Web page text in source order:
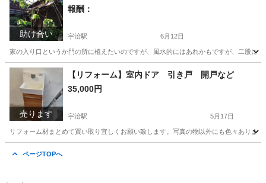
助け合い
報酬：
宇治駅 6月12日
家の入り口というか門の所に植えたいのですが、風水的にはあれかもですが、二股に
京都 宇治市 宇治駅 買いたい/ください
売ります
【リフォーム】室内ドア 引き戸 開戸など
35,000円
宇治駅 5月17日
リフォーム材まとめて買い取り宜しくお願い致します。写真の物以外にも色々ありま
ページTOPへ